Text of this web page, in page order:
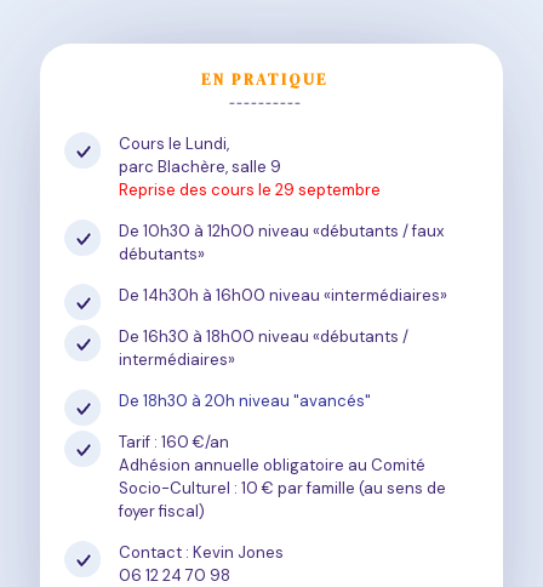
EN PRATIQUE
----------
Cours le Lundi,
parc Blachère, salle 9
Reprise des cours le 29 septembre
De 10h30 à 12h00 niveau «débutants / faux
débutants»
De 14h30h à 16h00 niveau «intermédiaires»
De 16h30 à 18h00 niveau «débutants /
intermédiaires»
De 18h30 à 20h niveau "avancés"
Tarif : 160 €/an
Adhésion annuelle obligatoire au Comité
Socio-Culturel : 10 € par famille (au sens de
foyer fiscal)
Contact : Kevin Jones
06 12 24 70 98